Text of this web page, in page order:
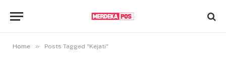
Home » Posts Tagged "Kejati"